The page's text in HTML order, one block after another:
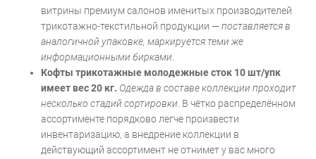
витрины премиум салонов именитых производителей
трикотажно-текстильной продукции —поставляется в
аналогичной упаковке, маркируется теми же
информационными бирками.
Кофты трикотажные молодежные сток 10 шт/упк
имеет вес 20 кг. Одежда в составе коллекции проходит
несколько стадий сортировки. В чётко распределённом
ассортименте порядково легче произвести
инвентаризацию, а внедрение коллекции в
действующий ассортимент не отнимет у вас много